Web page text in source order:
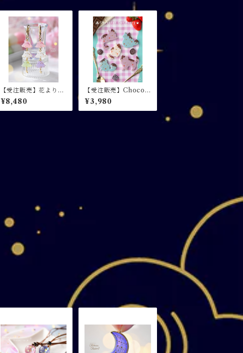
【受注販売】花よりめ
んだこ / 三連キーホル
ダー
¥8,480
【受注販売】Chocola
t Cat Party - ショコ
ラキャットパーティ -
/ キーホルダー
¥3,980